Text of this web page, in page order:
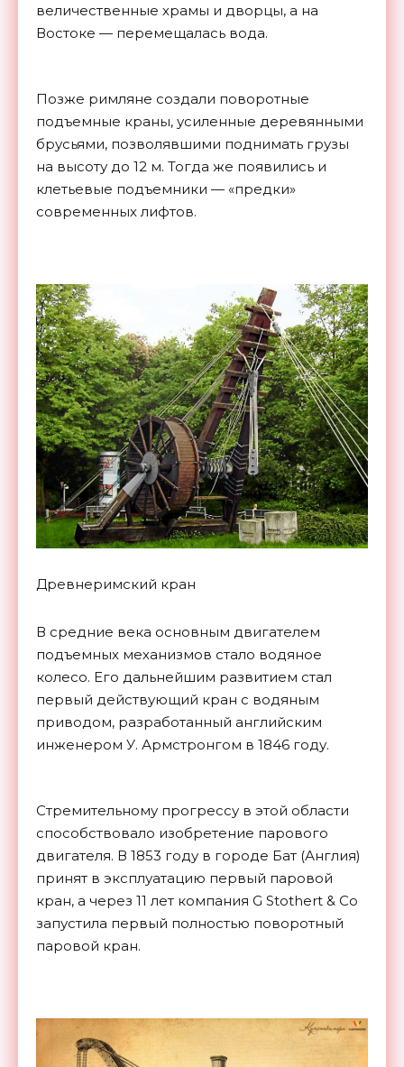
величественные храмы и дворцы, а на
Востоке — перемещалась вода.
Позже римляне создали поворотные
подъемные краны, усиленные деревянными
брусьями, позволявшими поднимать грузы
на высоту до 12 м. Тогда же появились и
клетьевые подъемники — «предки»
современных лифтов.
Древнеримский кран
В средние века основным двигателем
подъемных механизмов стало водяное
колесо. Его дальнейшим развитием стал
первый действующий кран с водяным
приводом, разработанный английским
инженером У. Армстронгом в 1846 году.
Стремительному прогрессу в этой области
способствовало изобретение парового
двигателя. В 1853 году в городе Бат (Англия)
принят в эксплуатацию первый паровой
кран, а через 11 лет компания G Stothert & Co
запустила первый полностью поворотный
паровой кран.